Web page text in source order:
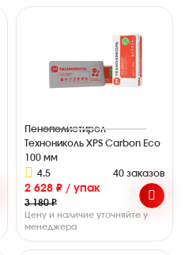
Пенополистирол
Технониколь XPS Carbon Eco
100 мм
4.5
40 заказов
2 628 ₽ / упак
3 180 ₽
Цену и наличие уточняйте у
менеджера